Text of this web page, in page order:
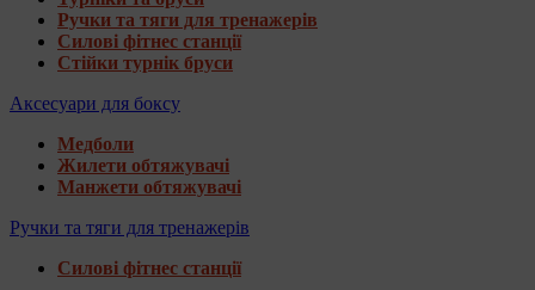
Ручки та тяги для тренажерів
Силові фітнес станції
Стійки турнік бруси
Аксесуари для боксу
Медболи
Жилети обтяжувачі
Манжети обтяжувачі
Ручки та тяги для тренажерів
Силові фітнес станції